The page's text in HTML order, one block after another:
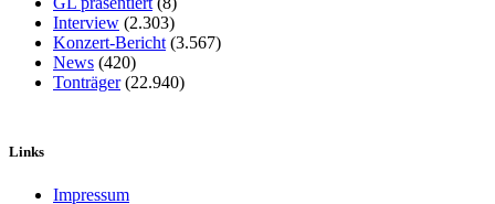
Interview (2.303)
Konzert-Bericht (3.567)
News (420)
Tonträger(22.940)
Links
Impressum